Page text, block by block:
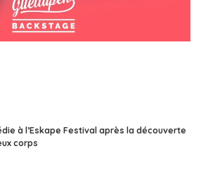
à l’Eskape Festival après la découverte
corps